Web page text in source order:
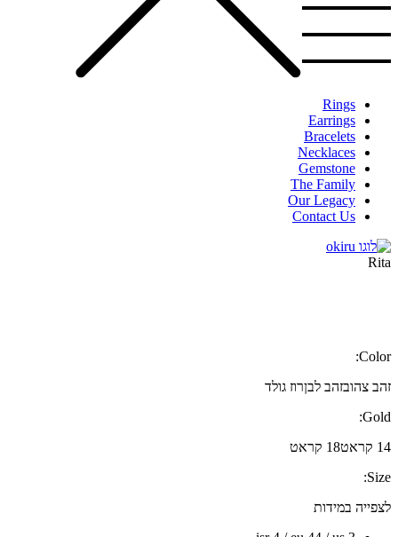
Rings
Earrings
Bracelets
Necklaces
Gemstone
The Family
Our Legacy
Contact Us
Rita
Color:
זהב צהובזהב לבןרוז גולד
Gold:
14 קראט
18 קראט
Size:
לצפייה במידות